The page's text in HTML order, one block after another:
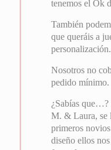
tenemos el Ok
También
que queráis a
personalización.
Nosotros no
pedido mínimo.
¿Sabías que…?
M. & Laura, se
primeros
diseño ellos